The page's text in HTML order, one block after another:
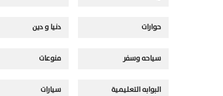
حوارات دنيا و دين
سياحه وسفر منوعات
البوابه التعليمية سيارات